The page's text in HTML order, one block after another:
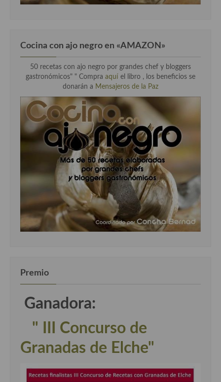
Cocina con ajo negro en «AMAZON»
50 recetas con ajo negro por grandes chef y bloggers
gastronómicos" " Compra aquí el libro , los beneficios se
donarán a Mensajeros de la Paz
Premio
Ganadora:
" III Concurso de
Granadas de Elche"